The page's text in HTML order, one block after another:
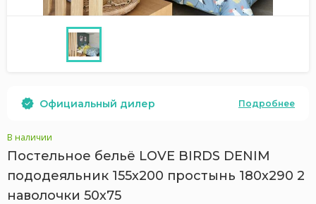
Официальный дилер Подробнее
В наличии
Постельное бельё LOVE BIRDS DENIM
пододеяльник 155х200 простынь 180х290 2
наволочки 50х75